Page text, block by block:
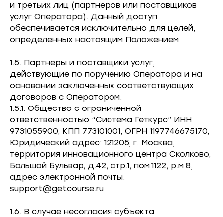
и третьих лиц (партнеров или поставщиков
услуг Оператора). Данный доступ
обеспечивается исключительно для целей,
определенных настоящим Положением.
1.5. Партнеры и поставщики услуг,
действующие по поручению Оператора и на
основании заключенных соответствующих
договоров с Оператором:
1.5.1. Общество с ограниченной
ответственностью “Система Геткурс” ИНН
9731055900, КПП 773101001, ОГРН 1197746675170,
Юридический адрес: 121205, г. Москва,
территория инновационного центра Сколково,
Большой Бульвар, д.42, стр.1, пом.1122, р.м.8,
адрес электронной почты:
support@getcourse.ru
1.6. В случае несогласия субъекта